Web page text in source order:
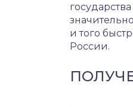
и того
России.